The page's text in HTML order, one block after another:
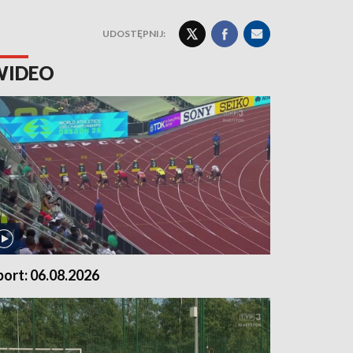
UDOSTĘPNIJ:
06.08.2026